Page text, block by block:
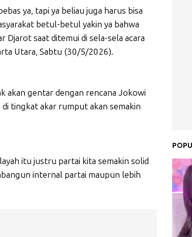
ya, tapi ya beliau juga harus bisa
betul-betul yakin ya bahwa
Djarot saat ditemui di sela-sela acara
Utara, Sabtu (30/5/2026).
akan gentar dengan rencana Jokowi
di tingkat akar rumput akan semakin
itu justru partai kita semakin solid
internal partai maupun lebih